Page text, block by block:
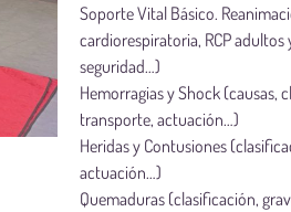
Soporte Vital Básico.
cardiorespiratoria, RCP
seguridad…)
Hemorragias y Shock (causas,
transporte, actuación…)
Heridas y Contusiones
actuación…)
Quemaduras (clasificación,